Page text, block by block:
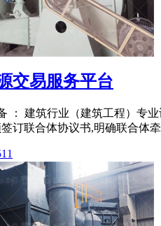
交易服务平台
： 建筑行业（建筑工程）专
签订联合体协议书,明确联合体